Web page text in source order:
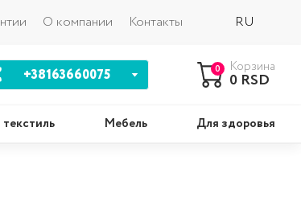
О компании Контакты RU
+38163660075 0 Корзина
0 RSD
Мебель Для здоровья
Назад